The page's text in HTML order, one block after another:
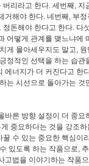
리라고 한다. 세번째, 지
해야 한다. 네번째, 부
돈해야 한다고 한다. 다
어떻게 관계를 맺느냐에
게 몰아세우지도 말고,
정적인 선택을 하는 습관
에너지가 더 커진다고 한
는 시선으로 돌아가는 것
른 방향 설정이 더 중요
중요하다는 것을 강조하
수 있는 중요한 핵심이
있도록 하는 작품으로,
고법을 이야기하는 작품